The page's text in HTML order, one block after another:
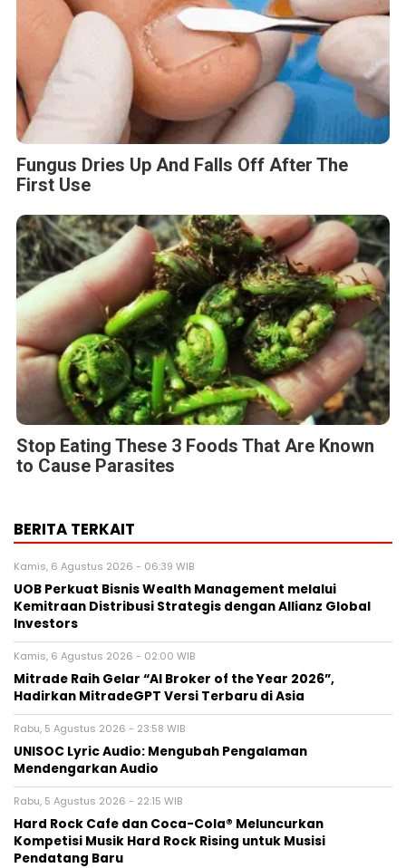
Fungus Dries Up And Falls Off After The
First Use
Stop Eating These 3 Foods That Are Known
to Cause Parasites
BERITA TERKAIT
Kamis, 6 Agustus 2026 - 06:39 WIB
UOB Perkuat Bisnis Wealth Management melalui
Kemitraan Distribusi Strategis dengan Allianz Global
Investors
Kamis, 6 Agustus 2026 - 02:00 WIB
Mitrade Raih Gelar “AI Broker of the Year 2026”,
Hadirkan MitradeGPT Versi Terbaru di Asia
Rabu, 5 Agustus 2026 - 23:58 WIB
UNISOC Lyric Audio: Mengubah Pengalaman
Mendengarkan Audio
Rabu, 5 Agustus 2026 - 22:15 WIB
Hard Rock Cafe dan Coca-Cola® Meluncurkan
Kompetisi Musik Hard Rock Rising untuk Musisi
Pendatang Baru